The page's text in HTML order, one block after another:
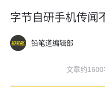
字节自研手机传闻
铅笔道编辑部
文章约